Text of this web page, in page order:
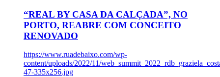
“REAL BY CASA DA CALÇADA”, NO
PORTO, REABRE COM CONCEITO
RENOVADO
https://www.ruadebaixo.com/wp-
content/uploads/2022/11/
47-335x256.jpg